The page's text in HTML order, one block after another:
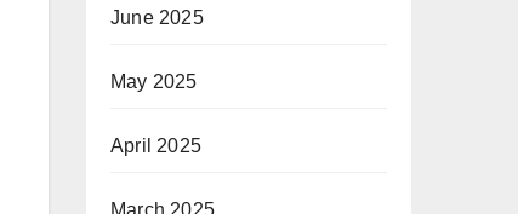
June 2025
May 2025
April 2025
March 2025